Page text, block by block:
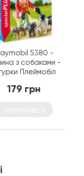
5380 -
з собаками -
Плеймобіл
179 грн